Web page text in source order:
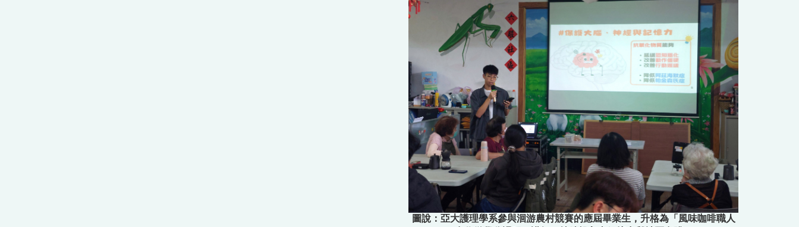
圖說：亞大護理學系參與洄游農村競賽的應屆畢業生，升格為「風味咖啡職人